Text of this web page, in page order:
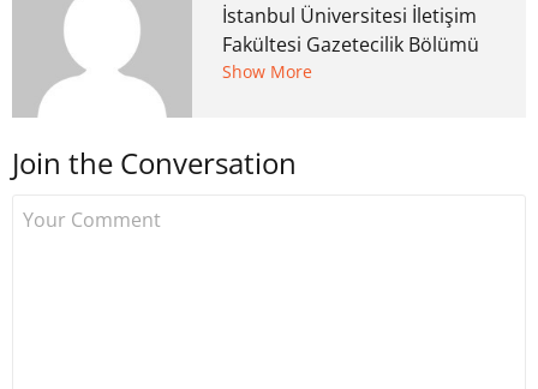
İstanbul Üniversitesi İletişim
Fakültesi Gazetecilik Bölümü
mezunu. 6 yıl ana akım
kurdu. 2017'nin Mayıs ayından
Show More
Join the Conversation